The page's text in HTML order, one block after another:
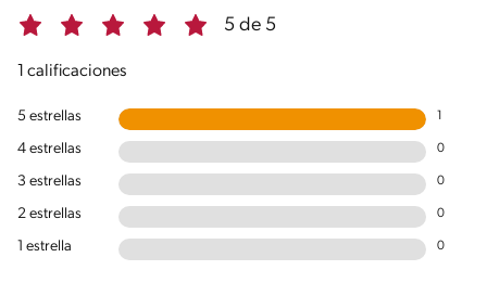
5 de 5
1 calificaciones
5 estrellas 1
4 estrellas 0
3 estrellas 0
2 estrellas 0
1 estrella 0